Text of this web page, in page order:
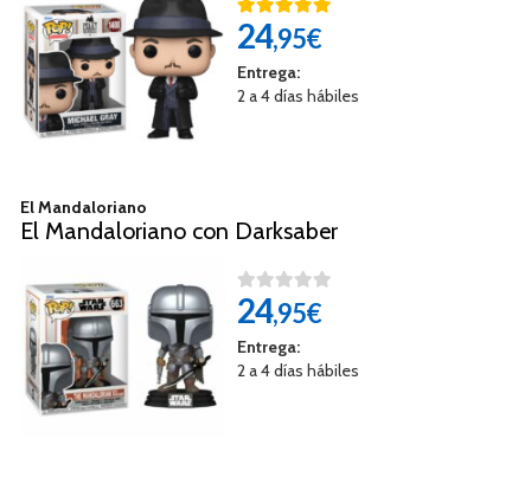
24,95€
Entrega:
2 a 4 días hábiles
El Mandaloriano
El Mandaloriano con Darksaber
24,95€
Entrega:
2 a 4 días hábiles